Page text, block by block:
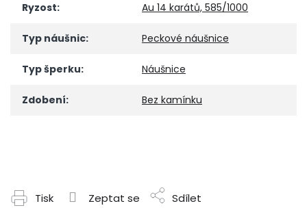
Ryzost: Au 14 karátů, 585/1000
Typ náušnic: Peckové náušnice
Typ šperku: Náušnice
Zdobení: Bez kamínku
Tisk Zeptat se Sdílet